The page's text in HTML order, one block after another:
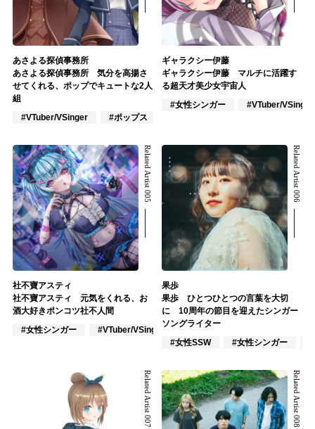
あさよる探偵事務所
あさよる探偵事務所 気分を高揚さ
せてくれる、ポップでキュートな2人
組
#VTuber/VSinger
#ポップス
ギャラクシー伊藤
ギャラクシー伊藤 マルチに活躍す
る超天才美少女宇宙人
#女性シンガー
#VTuber/VSinger
Related Artist 005
社不寶アスティ
社不寶アスティ 元気をくれる、お
酒大好きポンコツ社不人間
#女性シンガー
#VTuber/VSinger #VOCALOID
Related Artist 006
果歩
果歩 ひとつひとつの言葉を大切
に 10周年の節目を迎えたシンガー
ソングライター
#女性SSW
#女性シンガー
Related Artist 007 Related Artist 008